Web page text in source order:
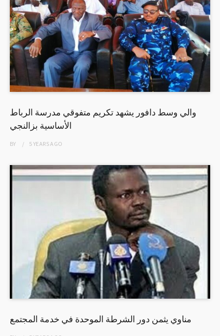
والي وسط دافور يشهد تكريم متفوقي مدرسة الرباط
الأساسية بزالنجي
BY 5 YEARSAGO
مناوي يثمن دور الشرطة الموحدة في خدمة المجتمع